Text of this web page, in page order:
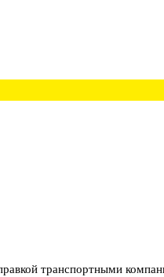
транспортными